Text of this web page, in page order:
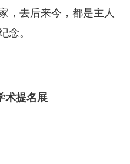
，去后来今，都是主人
。
术提名展